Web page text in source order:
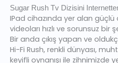
Sugar Rush Tv Dizisini
IPad cihazında yer alan
videoları hızlı ve sorunsuz bir
Bir anda çıkış yapan ve
Hi-Fi Rush, renkli dünyası,
keyifli oynanışı ile zihnimizde